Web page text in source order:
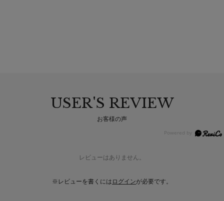
USER'S REVIEW
お客様の声
レビューはありません。
※レビューを書くには ログインが必要です。